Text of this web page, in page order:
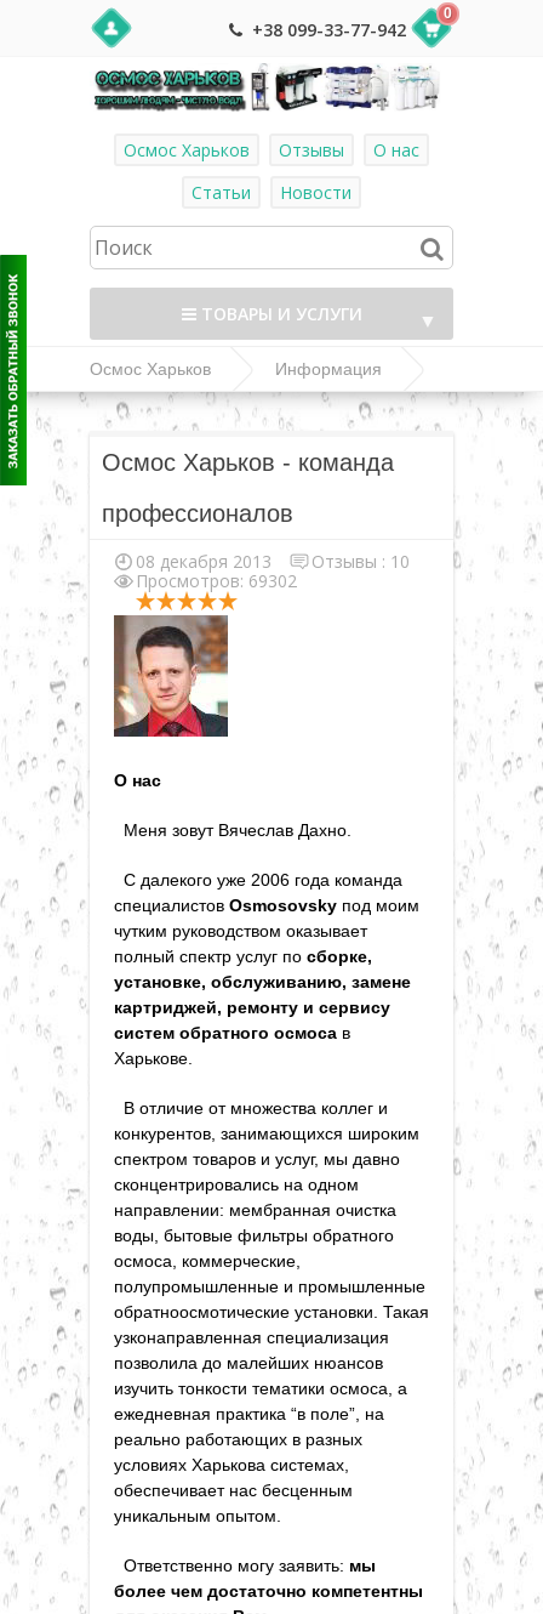
+38 099-33-77-942
0
Осмос Харьков Отзывы
О нас
Статьи
Новости
ТОВАРЫ И УСЛУГИ ▼
Осмос Харьков Информация
О нас
Осмос Харьков - команда
профессионалов
08 декабря 2013 Отзывы : 10
Просмотров: 69302
О нас
Меня зовут Вячеслав Дахно.
С далекого уже 2006 года команда
специалистов Osmosovsky под моим
чутким руководством оказывает
полный спектр услуг по сборке,
установке, обслуживанию, замене
картриджей, ремонту и сервису
систем обратного осмоса в
Харькове.
В отличие от множества коллег и
конкурентов, занимающихся широким
спектром товаров и услуг, мы давно
сконцентрировались на одном
направлении: мембранная очистка
воды, бытовые фильтры обратного
осмоса, коммерческие,
полупромышленные и промышленные
обратноосмотические установки. Такая
узконаправленная специализация
позволила до малейших нюансов
изучить тонкости тематики осмоса, а
ежедневная практика “в поле”, на
реально работающих в разных
условиях Харькова системах,
обеспечивает нас бесценным
уникальным опытом.
Ответственно могу заявить: мы
более чем достаточно компетентны